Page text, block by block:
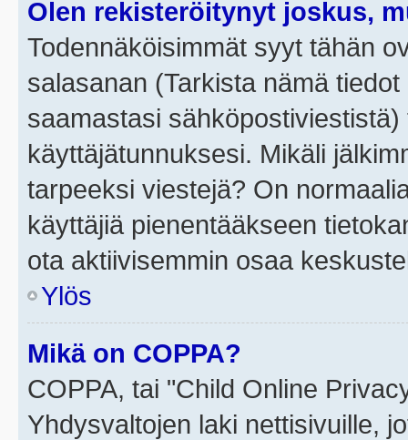
Olen rekisteröitynyt joskus,
Todennäköisimmät syyt tähän
salasanan (Tarkista nämä
saamastasi
käyttäjätunnuksesi. Mikäli
tarpeeksi viestejä? On
käyttäjiä pienentääkseen
ota aktiivisemmin osaa
Ylös
Mikä on COPPA?
COPPA, tai "Child Online
Yhdysvaltojen laki nettisivuille,